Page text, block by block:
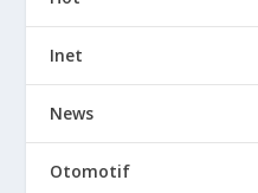
Inet
News
Otomotif